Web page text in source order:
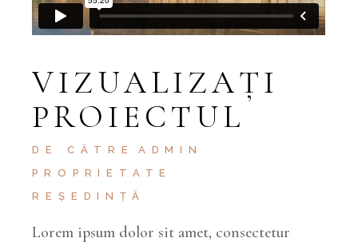
VIZUALIZAȚI
PROIECTUL
DE CĂTRE
ADMIN
PROPRIETATE
REȘEDINȚĂ
Lorem ipsum dolor sit amet, consectetur